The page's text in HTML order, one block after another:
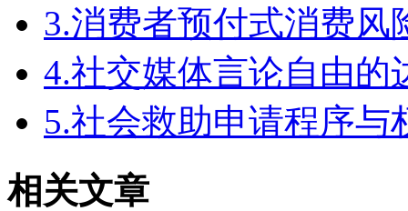
3.消费者预付式消费风
4.社交媒体言论自由
5.社会救助申请程序与
相关文章